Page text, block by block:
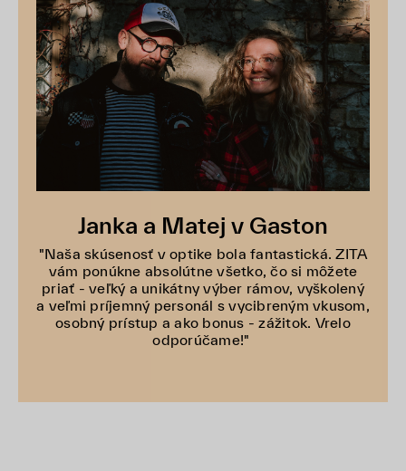
Janka a Matej v Gaston
"Naša skúsenosť v optike bola fantastická. ZITA
vám ponúkne absolútne všetko, čo si môžete
priať - veľký a unikátny výber rámov, vyškolený
a veľmi príjemný personál s vycibreným vkusom,
osobný prístup a ako bonus - zážitok. Vrelo
odporúčame!"